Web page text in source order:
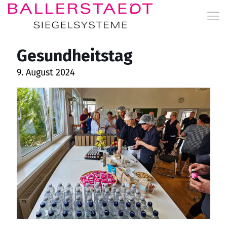
Gesundheitstag
9. August 2024